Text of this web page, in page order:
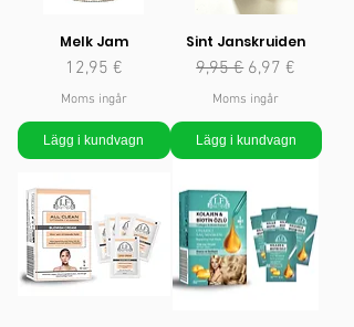
Melk Jam
Pris
12,95 €
Moms ingår
Lägg i kundvagn
Sint Janskruiden
Ordinarie pris
9,95 € Reapris
6,97 €
Moms ingår
Lägg i kundvagn